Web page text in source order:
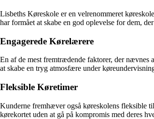
Lisbeths Køreskole er en velrenommeret
har formået at skabe en god oplevelse for dem,
Engagerede Kørelærere
En af de mest fremtrædende faktorer, der nævnes
at skabe en tryg atmosfære under
Fleksible Køretimer
Kunderne fremhæver også køreskolens fleksible
kørekortet uden at gå på kompromis med deres